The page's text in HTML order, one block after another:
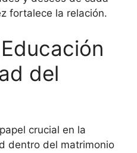
fortalece la relación.
del
crucial en la
dentro del matrimonio